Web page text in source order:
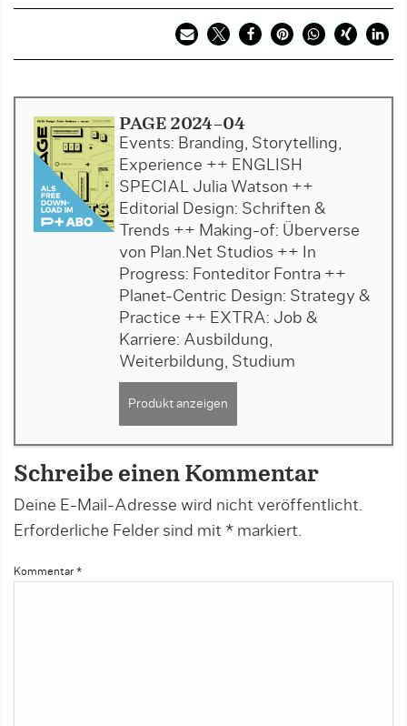
PAGE 2024-04
Events: Branding, Storytelling,
Experience ++ ENGLISH
SPECIAL Julia Watson ++
Editorial Design: Schriften &
Trends ++ Making-of: Überverse
von Plan.Net Studios ++ In
Progress: Fonteditor Fontra ++
Planet-Centric Design: Strategy &
Practice ++ EXTRA: Job &
Karriere: Ausbildung,
Weiterbildung, Studium
Produkt anzeigen
Schreibe einen Kommentar
Deine E-Mail-Adresse wird nicht veröffentlicht.
Erforderliche Felder sind mit * markiert.
Kommentar *